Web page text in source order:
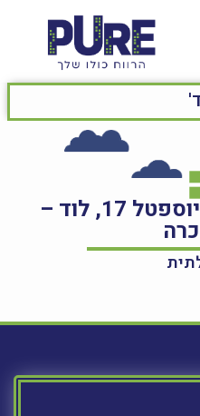
דירת 3 חד' ברחוב יוספטל 17, לוד –